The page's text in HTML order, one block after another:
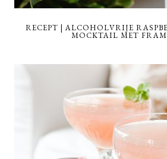
RECEPT | ALCOHOLVRIJE
MOCKTAIL MET